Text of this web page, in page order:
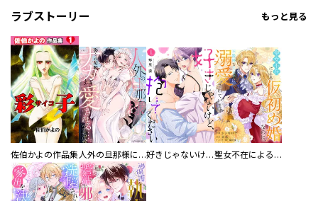
ラブストーリー もっと見る
佐伯かよの作品集 人外の旦那様に娶られ毎晩ナカまで愛される…。アンソロジー 好きじゃないけど、抱いてください【電子単行本版／特典おまけ付き】 聖女不在による仮初め婚なのに、不器用な王太子に溺愛されています【電子単行本版／特典おまけ付き】